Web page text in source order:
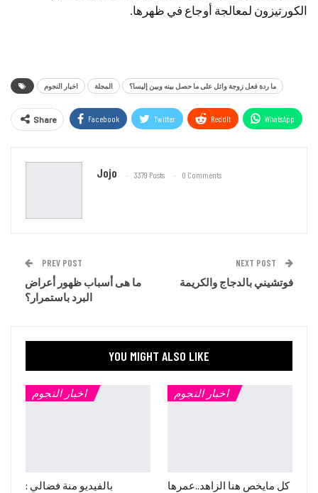
الكورتيزون لمعالجة أوجاع في ظهرها.
اخبار النجوم المجلة ما ردة فعل زوجة وائل على ما حصل بينه وبين إليسا؟
Share Facebook Twitter ReddIt WhatsApp
Jojo 3379 Posts 0 Comments
PREV POST
ما هى أسباب ظهور أعراض
البرد باستمرار؟
NEXT POST
فوتشيني بالدجاج والكريمة
YOU MIGHT ALSO LIKE
اخبار النجوم
بالفيديو منة فضالي :
اخبار النجوم
كل مايخص هنا الزاهد..عمرها